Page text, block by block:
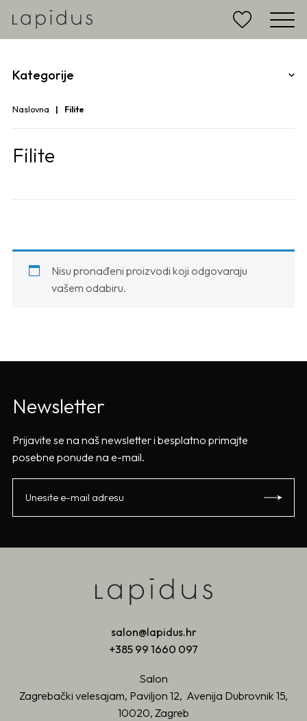
Kategorije
Naslovna Filite
Filite
Nisu pronađeni proizvodi koji odgovaraju
vašem odabiru.
Newsletter
Prijavite se na naš newsletter i besplatno primajte
posebne ponude na e-mail.
salon@lapidus.hr
+385 99 1660 097
Salon
Zagrebački velesajam, Paviljon 12, Avenija Dubrovnik 15,
10020, Zagreb